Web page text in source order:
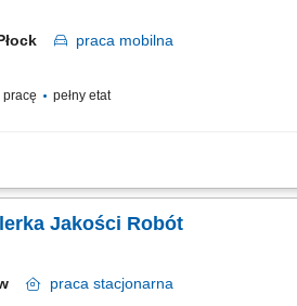
praca mobilna
pracę pełny etat
i dokumentowanie badań urządzeń
Jakości Robót
praca stacjonarna